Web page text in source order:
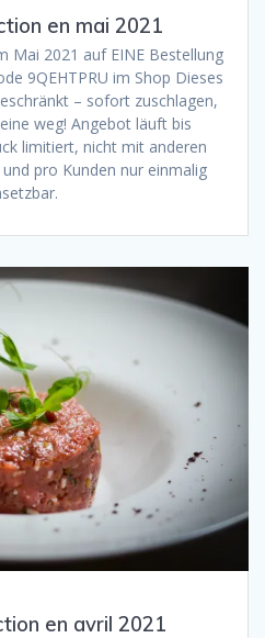
en mai 2021
Mai 2021 auf EINE Bestellung
9QEHTPRU im Shop Dieses
– sofort zuschlagen,
weg! Angebot läuft bis
limitiert, nicht mit anderen
pro Kunden nur einmalig
en avril 2021